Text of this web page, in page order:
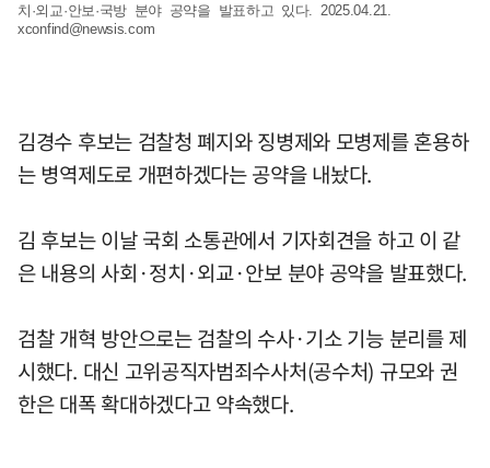
치·외교·안보·국방 분야 공약을 발표하고 있다. 2025.04.21.
xconfind@newsis.com
김경수 후보는 검찰청 폐지와 징병제와 모병제를 혼용하
는 병역제도로 개편하겠다는 공약을 내놨다.
김 후보는 이날 국회 소통관에서 기자회견을 하고 이 같
은 내용의 사회·정치·외교·안보 분야 공약을 발표했다.
검찰 개혁 방안으로는 검찰의 수사·기소 기능 분리를 제
시했다. 대신 고위공직자범죄수사처(공수처) 규모와 권
한은 대폭 확대하겠다고 약속했다.